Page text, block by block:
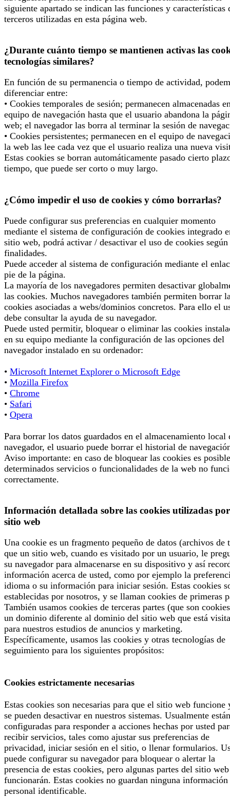
siguiente apartado se indican las funciones y características
terceros utilizadas en esta página web.
¿Durante cuánto tiempo se mantienen activas las
tecnologías similares?
En función de su permanencia o tiempo de actividad,
diferenciar entre:
• Cookies temporales de sesión; permanecen almacenadas
equipo de navegación hasta que el usuario abandona la
web; el navegador las borra al terminar la sesión de
• Cookies persistentes; permanecen en el equipo de
la web las lee cada vez que el usuario realiza una nueva
Estas cookies se borran automáticamente pasado cierto
tiempo, que puede ser corto o muy largo.
¿Cómo impedir el uso de cookies y cómo borrarlas?
Puede configurar sus preferencias en cualquier momento
mediante el sistema de configuración de cookies integrado
sitio web, podrá activar / desactivar el uso de cookies según
finalidades.
Puede acceder al sistema de configuración mediante el
pie de la página.
La mayoría de los navegadores permiten desactivar
las cookies. Muchos navegadores también permiten borrar
cookies asociadas a webs/dominios concretos. Para ello el
debe consultar la ayuda de su navegador.
Puede usted permitir, bloquear o eliminar las cookies
en su equipo mediante la configuración de las opciones del
navegador instalado en su ordenador:
• Microsoft Internet Explorer o Microsoft Edge
• Mozilla Firefox
• Chrome
• Safari
• Opera
Para borrar los datos guardados en el almacenamiento local
navegador, el usuario puede borrar el historial de
Aviso importante: en caso de bloquear las cookies es
determinados servicios o funcionalidades de la web no
correctamente.
Información detallada sobre las cookies utilizadas por
sitio web
Una cookie es un fragmento pequeño de datos (archivos de
que un sitio web, cuando es visitado por un usuario, le
su navegador para almacenarse en su dispositivo y así
información acerca de usted, como por ejemplo la
idioma o su información para iniciar sesión. Estas cookies
establecidas por nosotros, y se llaman cookies de primeras
También usamos cookies de terceras partes (que son
un dominio diferente al dominio del sitio web que está
para nuestros estudios de anuncios y marketing.
Específicamente, usamos las cookies y otras tecnologías de
seguimiento para los siguientes propósitos:
Cookies estrictamente necesarias
Estas cookies son necesarias para que el sitio web funcione
se pueden desactivar en nuestros sistemas. Usualmente están
configuradas para responder a acciones hechas por usted
recibir servicios, tales como ajustar sus preferencias de
privacidad, iniciar sesión en el sitio, o llenar formularios.
puede configurar su navegador para bloquear o alertar la
presencia de estas cookies, pero algunas partes del sitio
funcionarán. Estas cookies no guardan ninguna información
personal identificable.